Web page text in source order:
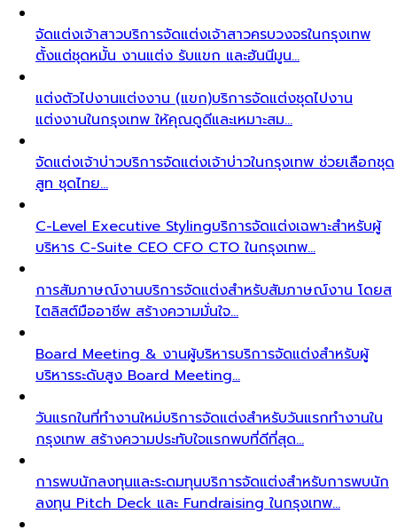
จัดแต่งเจ้าสาวบริการจัดแต่งเจ้าสาวครบวงจรในกรุงเทพ
ตั้งแต่ชุดหมั้น งานแต่ง รับแขก และฮันนีมูน…
แต่งตัวไปงานแต่งงาน (แขก)บริการจัดแต่งชุดไปงาน
แต่งงานในกรุงเทพ ให้คุณดูดีและเหมาะสม…
จัดแต่งเจ้าบ่าวบริการจัดแต่งเจ้าบ่าวในกรุงเทพ ช่วยเลือกชุด
สูท ชุดไทย…
C-Level Executive Stylingบริการจัดแต่งเฉพาะสำหรับผู้
บริหาร C-Suite CEO CFO CTO ในกรุงเทพ…
การสัมภาษณ์งานบริการจัดแต่งสำหรับสัมภาษณ์งาน โดยส
ไตลิสต์มืออาชีพ สร้างความมั่นใจ…
Board Meeting & งานผู้บริหารบริการจัดแต่งสำหรับผู้
บริหารระดับสูง Board Meeting…
วันแรกในที่ทำงานใหม่บริการจัดแต่งสำหรับวันแรกทำงานใน
กรุงเทพ สร้างความประทับใจแรกพบที่ดีที่สุด…
การพบนักลงทุนและระดมทุนบริการจัดแต่งสำหรับการพบนัก
ลงทุน Pitch Deck และ Fundraising ในกรุงเทพ…